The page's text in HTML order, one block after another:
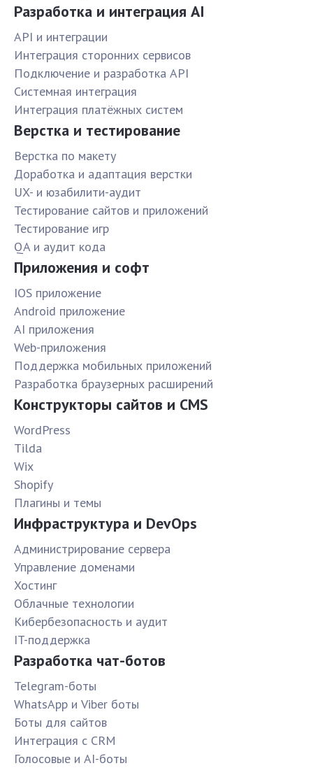
Разработка и интеграция AI
API и интеграции
Интеграция сторонних сервисов
Подключение и разработка API
Системная интеграция
Интеграция платёжных систем
Верстка и тестирование
Верстка по макету
Доработка и адаптация верстки
UX- и юзабилити-аудит
Тестирование сайтов и приложений
Тестирование игр
QA и аудит кода
Приложения и софт
IOS приложение
Android приложение
AI приложения
Web-приложения
Поддержка мобильных приложений
Разработка браузерных расширений
Конструкторы сайтов и CMS
WordPress
Tilda
Wix
Shopify
Плагины и темы
Инфраструктура и DevOps
Администрирование сервера
Управление доменами
Хостинг
Облачные технологии
Кибербезопасность и аудит
IT-поддержка
Разработка чат-ботов
Telegram-боты
WhatsApp и Viber боты
Боты для сайтов
Интеграция с CRM
Голосовые и AI-боты